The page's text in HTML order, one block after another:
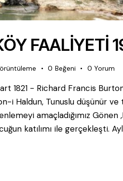
FAALİYETİ
0 Beğeni 0 Yorum
1821 - Richard Francis
i Haldun, Tunuslu düşünür ve
amaçladığımız Gönen
katılımı ile gerçekleşti.